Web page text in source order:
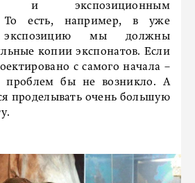
и экспозиционным
То есть, например, в уже
экспозицию мы должны
копии экспонатов. Если
с самого начала –
проблем бы не возникло. А
проделывать очень большую